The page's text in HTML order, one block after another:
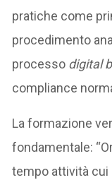
pratiche come
procedimento
processo digital
compliance
La formazione
fondamentale:
tempo attività cui